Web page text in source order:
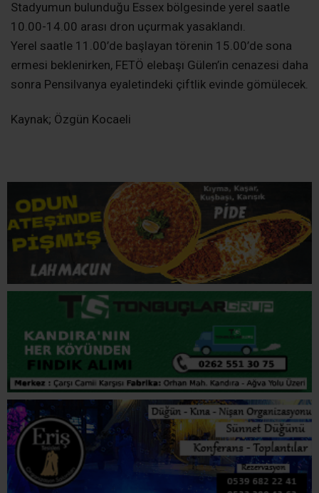
eyaletlerinden ve dünyanın dört bir yanından binlerce
terör örgütü üyesi törene katılmak için stadyuma
gelirken, ABD polisi bölgede geniş güvenlik önlemleri
aldı. Terör örgütü üyeleri, stadyuma sadece örgüt
mensupları isimlerine hazırlanan QR kodla giriş yaptı.
Cadillac marka araç ile getirildi.
stadyuma Türk basını alınmazken, ABD polisi Türk
gazetecilerin görüntü çekmesine engel oldu.
Stadyumun bulunduğu Essex bölgesinde yerel saatle
10.00-14.00 arası dron uçurmak yasaklandı.
Yerel saatle 11.00’de başlayan törenin 15.00’de sona
ermesi beklenirken, FETÖ elebaşı Gülen’in cenazesi daha
sonra Pensilvanya eyaletindeki çiftlik evinde gömülecek.
Kaynak; Özgün Kocaeli